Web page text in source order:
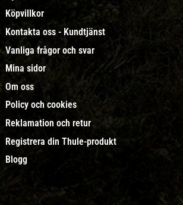
Köpvillkor
Kontakta oss - Kundtjänst
Vanliga frågor och svar
Mina sidor
Om oss
Policy och cookies
Reklamation och retur
Registrera din Thule-produkt
Blogg